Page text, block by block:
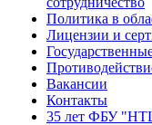
Политика в
Лицензии и
Вакансии
Контакты
35 лет ФБУ